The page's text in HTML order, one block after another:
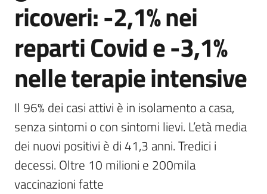
su
ricoveri: -2,1% nei
reparti Covid e -3,1%
nelle terapie intensive
Il 96% dei casi attivi è in isolamento a casa,
senza sintomi o con sintomi lievi. L’età media
dei nuovi positivi è di 41,3 anni. Tredici i
decessi. Oltre 10 milioni e 200mila
vaccinazioni fatte